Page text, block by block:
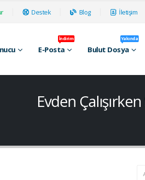
Destek Blog İletişim
E-Posta
İndirim
Bulut Dosya
Yakında
Evden